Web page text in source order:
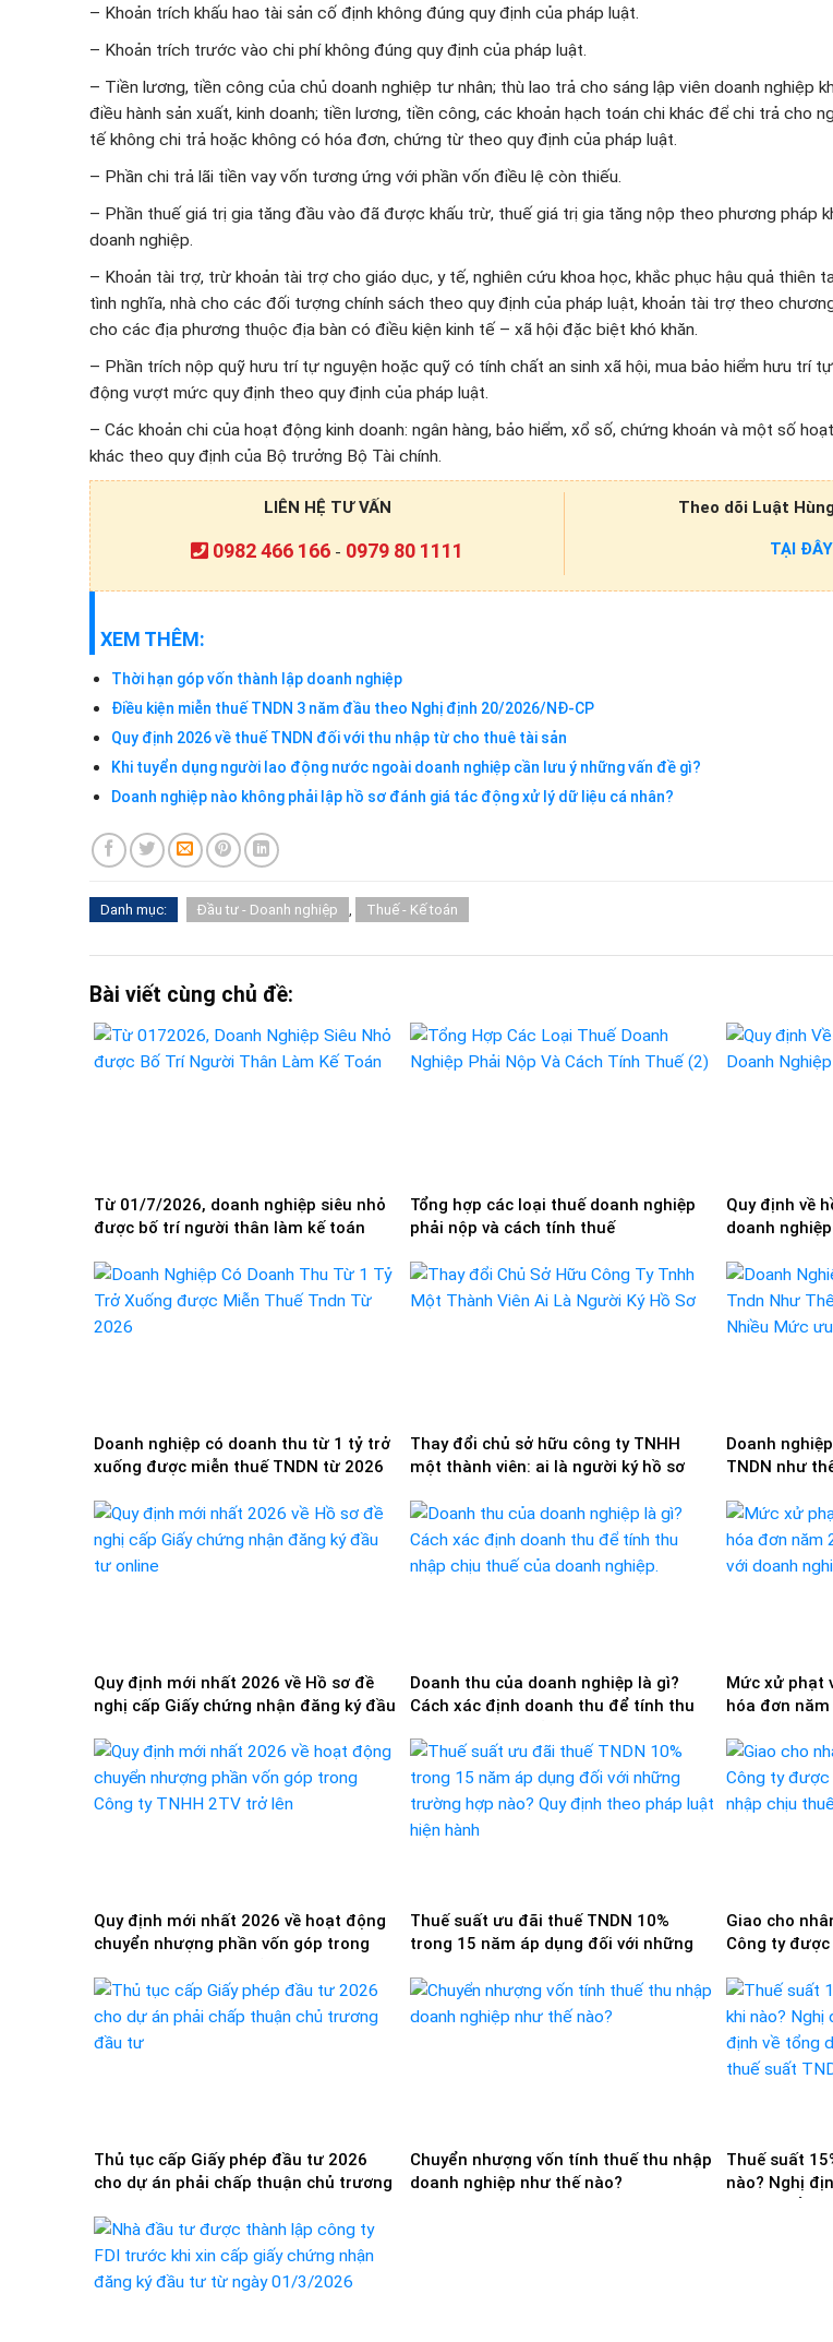
– Khoản trích khấu hao tài sản cố định không đúng quy định của pháp luật.
– Khoản trích trước vào chi phí không đúng quy định của pháp luật.
– Tiền lương, tiền công của chủ doanh nghiệp tư nhân; thù lao trả cho sáng lập viên doanh nghiệp
điều hành sản xuất, kinh doanh; tiền lương, tiền công, các khoản hạch toán chi khác để chi trả cho
tế không chi trả hoặc không có hóa đơn, chứng từ theo quy định của pháp luật.
– Phần chi trả lãi tiền vay vốn tương ứng với phần vốn điều lệ còn thiếu.
– Phần thuế giá trị gia tăng đầu vào đã được khấu trừ, thuế giá trị gia tăng nộp theo phương pháp
doanh nghiệp.
– Khoản tài trợ, trừ khoản tài trợ cho giáo dục, y tế, nghiên cứu khoa học, khắc phục hậu quả thiên
tình nghĩa, nhà cho các đối tượng chính sách theo quy định của pháp luật, khoản tài trợ theo
cho các địa phương thuộc địa bàn có điều kiện kinh tế – xã hội đặc biệt khó khăn.
– Phần trích nộp quỹ hưu trí tự nguyện hoặc quỹ có tính chất an sinh xã hội, mua bảo hiểm hưu trí
động vượt mức quy định theo quy định của pháp luật.
– Các khoản chi của hoạt động kinh doanh: ngân hàng, bảo hiểm, xổ số, chứng khoán và một số
khác theo quy định của Bộ trưởng Bộ Tài chính.
LIÊN HỆ TƯ VẤN
0982 466 166 - 0979 80 1111
Theo dõi Luật
TẠI ĐÂY
XEM THÊM:
Thời hạn góp vốn thành lập doanh nghiệp
Điều kiện miễn thuế TNDN 3 năm đầu theo Nghị định 20/2026/NĐ-CP
Quy định 2026 về thuế TNDN đối với thu nhập từ cho thuê tài sản
Khi tuyển dụng người lao động nước ngoài doanh nghiệp cần lưu ý những vấn đề gì?
Doanh nghiệp nào không phải lập hồ sơ đánh giá tác động xử lý dữ liệu cá nhân?
Danh mục: Đầu tư - Doanh nghiệp , Thuế - Kế toán
Bài viết cùng chủ đề:
Từ 01/7/2026, doanh nghiệp siêu nhỏ
được bố trí người thân làm kế toán
Tổng hợp các loại thuế doanh nghiệp
phải nộp và cách tính thuế
Quy định về
doanh
Doanh nghiệp có doanh thu từ 1 tỷ trở
xuống được miễn thuế TNDN từ 2026
Thay đổi chủ sở hữu công ty TNHH
một thành viên: ai là người ký hồ sơ
Doanh
TNDN như
Quy định mới nhất 2026 về Hồ sơ đề
nghị cấp Giấy chứng nhận đăng ký đầu
Doanh thu của doanh nghiệp là gì?
Cách xác định doanh thu để tính thu
Mức xử phạt
hóa đơn
Quy định mới nhất 2026 về hoạt động
chuyển nhượng phần vốn góp trong
Thuế suất ưu đãi thuế TNDN 10%
trong 15 năm áp dụng đối với những
luật hiện hành
Giao cho
Công ty
Thủ tục cấp Giấy phép đầu tư 2026
cho dự án phải chấp thuận chủ trương
Chuyển nhượng vốn tính thuế thu nhập
doanh nghiệp như thế nào?
Thuế suất
nào? Nghị